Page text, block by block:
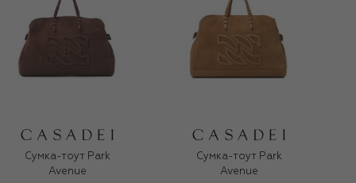
Сумка-тоут Park
Avenue
Сумка-тоут Park
Avenue